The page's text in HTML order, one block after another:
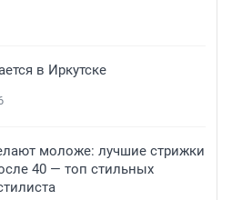
в Иркутске
моложе: лучшие стрижки
40 — топ стильных